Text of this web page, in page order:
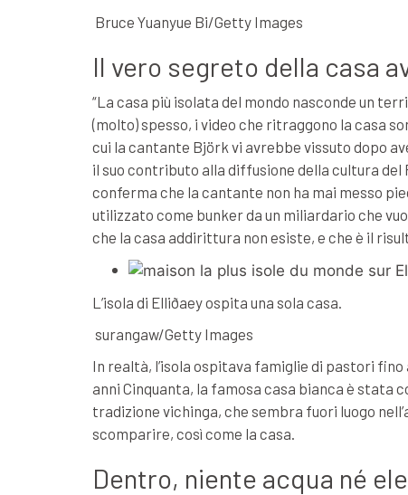
Bruce Yuanyue Bi/Getty Images
Il vero segreto della casa
“La casa più isolata del mondo nasconde un
(molto) spesso, i video che ritraggono la casa
cui la cantante Björk vi avrebbe vissuto dopo
il suo contributo alla diffusione della cultura del
conferma che la cantante non ha mai messo
utilizzato come bunker da un miliardario che
che la casa addirittura non esiste, e che è il
L’isola di Elliðaey ospita una sola casa.
surangaw/Getty Images
In realtà, l’isola ospitava famiglie di pastori fino
anni Cinquanta, la famosa casa bianca è stata
tradizione vichinga, che sembra fuori luogo
scomparire, così come la casa.
Dentro, niente acqua né